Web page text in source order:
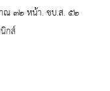
ณ ๓๒ หน้า. ชบ.ส. ๕๒
กส์